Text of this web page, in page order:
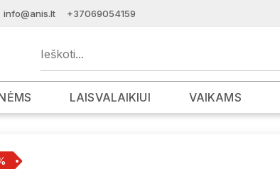
info@anis.lt +37069054159
LAISVALAIKIUI VAIKAMS